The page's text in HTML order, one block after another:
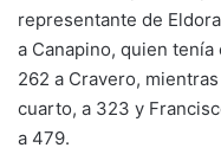
representante de
a Canapino, quien
262 a Cravero,
cuarto, a 323 y
a 479.